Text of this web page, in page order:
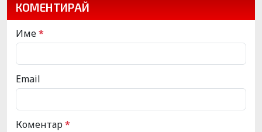
КОМЕНТИРАЙ
Име*
Email
Коментар*